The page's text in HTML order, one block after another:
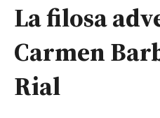
La filosa
Carmen
Rial